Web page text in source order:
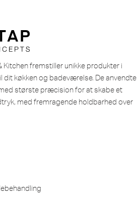
Kitchen fremstiller unikke produkter i
dit køkken og badeværelse. De anvendte
største præcision for at skabe et
med fremragende holdbarhed over